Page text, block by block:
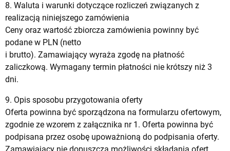
8. Waluta i warunki dotyczące rozliczeń związanych z
realizacją niniejszego zamówienia
Ceny oraz wartość zbiorcza zamówienia powinny być
podane w PLN (netto
i brutto). Zamawiający wyraża zgodę na płatność
zaliczkową. Wymagany termin płatności nie krótszy niż 3
dni.
9. Opis sposobu przygotowania oferty
Oferta powinna być sporządzona na formularzu ofertowym,
zgodnie ze wzorem z załącznika nr 1. Oferta powinna być
podpisana przez osobę upoważnioną do podpisania oferty.